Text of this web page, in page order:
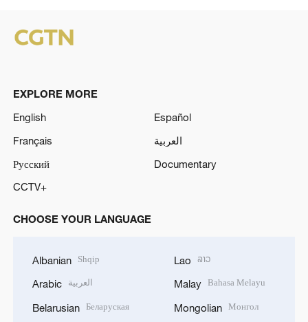
EXPLORE MORE
English
Español
Français
العربية
Русский
Documentary
CCTV+
CHOOSE YOUR LANGUAGE
Albanian Shqip
Arabic العربية
Belarusian Беларуская
Lao ລາວ
Malay Bahasa Melayu
Mongolian Монгол